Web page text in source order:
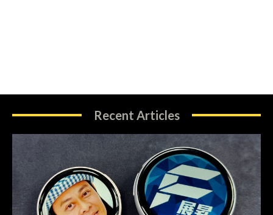
Recent Articles